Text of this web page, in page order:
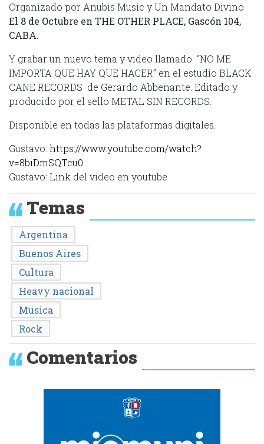
Organizado por Anubis Music y Un Mandato Divino
El 8 de Octubre en THE OTHER PLACE, Gascón 104,
CABA.
Y grabar un nuevo tema y video llamado “NO ME
IMPORTA QUE HAY QUE HACER” en el estudio BLACK
CANE RECORDS de Gerardo Abbenante. Editado y
producido por el sello METAL SIN RECORDS.
Disponible en todas las plataformas digitales.
Gustavo: https://www.youtube.com/watch?
v=8biDmSQTcu0
Gustavo: Link del video en youtube
Temas
Argentina
Buenos Aires
Cultura
Heavy nacional
Musica
Rock
Comentarios